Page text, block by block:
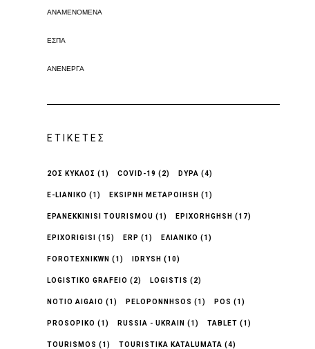
ΑΝΑΜΕΝΌΜΕΝΑ
ΕΣΠΑ
ΑΝΕΝΕΡΓΆ
ΕΤΙΚΈΤΕΣ
2ΟΣ ΚΥΚΛΟΣ (1) COVID-19 (2) DYPA (4)
E-LIANIKO (1) EKSIPNH METAPOIHSH (1)
EPANEKKINISI TOURISMOU (1) EPIXORHGHSH (17)
EPIXORIGISI (15) ERP (1) EΛΙΑΝΙΚΟ (1)
FOROTEXNIKWN (1) IDRYSH (10)
LOGISTIKO GRAFEIO (2) LOGISTIS (2)
NOTIO AIGAIO (1) PELOPONNHSOS (1) POS (1)
PROSOPIKO (1) RUSSIA - UKRAIN (1) TABLET (1)
TOURISMOS (1) TOURISTIKA KATALUMATA (4)